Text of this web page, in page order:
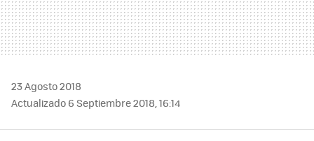
23 Agosto 2018
Actualizado 6 Septiembre 2018, 16:14